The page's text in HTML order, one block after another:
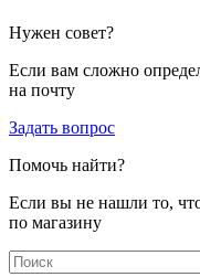
Нужен совет?
Если вам сложно
на почту
Задать вопрос
Помочь найти?
Если вы не нашли то,
по магазину